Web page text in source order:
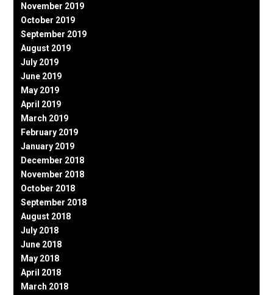
November 2019
October 2019
September 2019
August 2019
July 2019
June 2019
May 2019
April 2019
March 2019
February 2019
January 2019
December 2018
November 2018
October 2018
September 2018
August 2018
July 2018
June 2018
May 2018
April 2018
March 2018